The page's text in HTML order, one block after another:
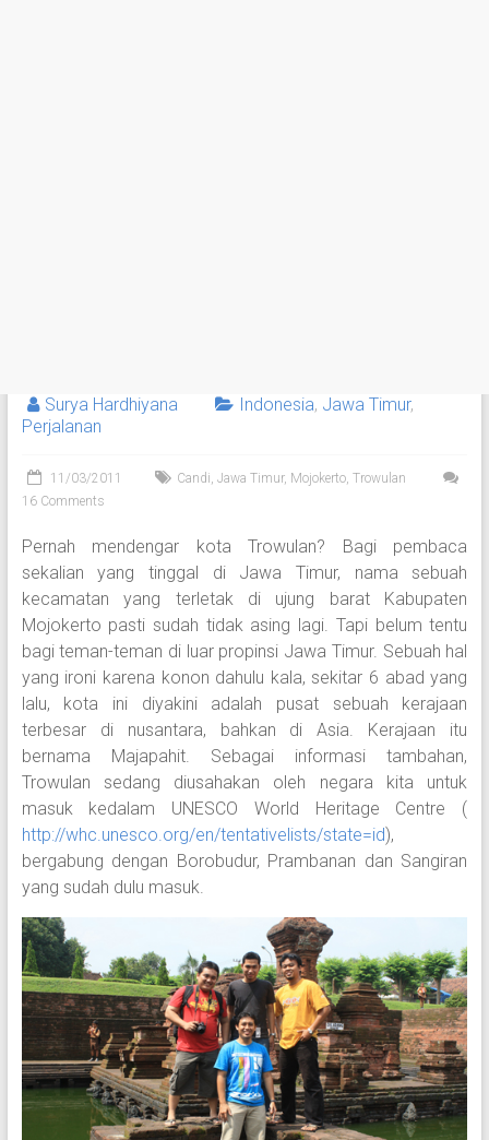
Surya Hardhiyana Indonesia, Jawa Timur,
Perjalanan
11/03/2011 Candi, Jawa Timur, Mojokerto, Trowulan
16 Comments
Pernah mendengar kota Trowulan? Bagi pembaca
sekalian yang tinggal di Jawa Timur, nama sebuah
kecamatan yang terletak di ujung barat Kabupaten
Mojokerto pasti sudah tidak asing lagi. Tapi belum tentu
bagi teman-teman di luar propinsi Jawa Timur. Sebuah hal
yang ironi karena konon dahulu kala, sekitar 6 abad yang
lalu, kota ini diyakini adalah pusat sebuah kerajaan
terbesar di nusantara, bahkan di Asia. Kerajaan itu
bernama Majapahit. Sebagai informasi tambahan,
Trowulan sedang diusahakan oleh negara kita untuk
masuk kedalam UNESCO World Heritage Centre (
http://whc.unesco.org/en/tentativelists/state=id),
bergabung dengan Borobudur, Prambanan dan Sangiran
yang sudah dulu masuk.